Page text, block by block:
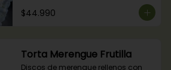
$44.990
Torta Merengue Frutilla
Discos de merengue rellenos con